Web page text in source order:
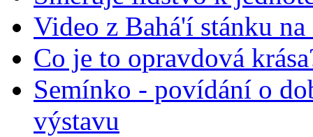
Video z Bahá'í stánku
Co je to opravdová
Semínko - povídání o
výstavu